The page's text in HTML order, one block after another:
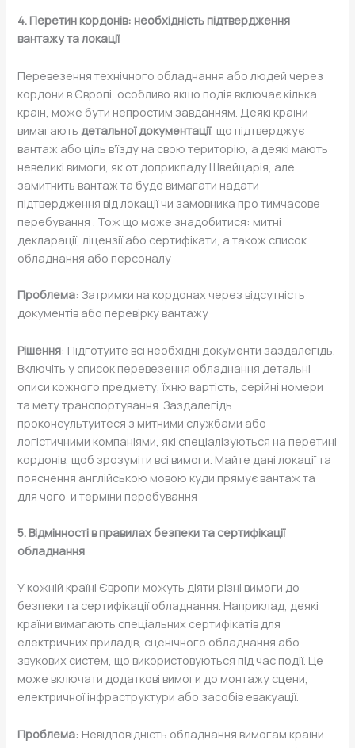
4. Перетин кордонів: необхідність підтвердження
вантажу та локації
Перевезення технічного обладнання або людей через
кордони в Європі, особливо якщо подія включає кілька
країн, може бути непростим завданням. Деякі країни
вимагають детальної документації, що підтверджує
вантаж або ціль в’їзду на свою територію, а деякі мають
невеликі вимоги, як от доприкладу Швейцарія, але
замитнить вантаж та буде вимагати надати
підтвердження від локації чи замовника про тимчасове
перебування . Тож що може знадобитися: митні
декларації, ліцензії або сертифікати, а також список
обладнання або персоналу
Проблема: Затримки на кордонах через відсутність
документів або перевірку вантажу
Рішення: Підготуйте всі необхідні документи заздалегідь.
Включіть у список перевезення обладнання детальні
описи кожного предмету, їхню вартість, серійні номери
та мету транспортування. Заздалегідь
проконсультуйтеся з митними службами або
логістичними компаніями, які спеціалізуються на перетині
кордонів, щоб зрозуміти всі вимоги. Майте дані локації та
пояснення англійською мовою куди прямує вантаж та
для чого й терміни перебування
5. Відмінності в правилах безпеки та сертифікації
обладнання
У кожній країні Європи можуть діяти різні вимоги до
безпеки та сертифікації обладнання. Наприклад, деякі
країни вимагають спеціальних сертифікатів для
електричних приладів, сценічного обладнання або
звукових систем, що використовуються під час події. Це
може включати додаткові вимоги до монтажу сцени,
електричної інфраструктури або засобів евакуації.
Проблема: Невідповідність обладнання вимогам країни